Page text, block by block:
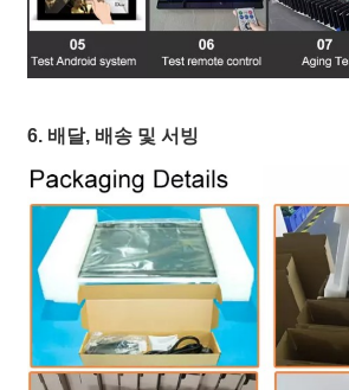
6. 배달, 배송 및 서빙